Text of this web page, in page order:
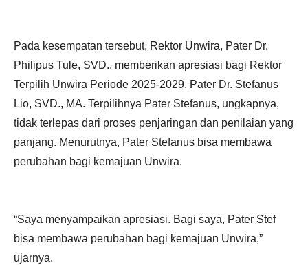
Pada kesempatan tersebut, Rektor Unwira, Pater Dr.
Philipus Tule, SVD., memberikan apresiasi bagi Rektor
Terpilih Unwira Periode 2025-2029, Pater Dr. Stefanus
Lio, SVD., MA. Terpilihnya Pater Stefanus, ungkapnya,
tidak terlepas dari proses penjaringan dan penilaian yang
panjang. Menurutnya, Pater Stefanus bisa membawa
perubahan bagi kemajuan Unwira.
“Saya menyampaikan apresiasi. Bagi saya, Pater Stef
bisa membawa perubahan bagi kemajuan Unwira,”
ujarnya.